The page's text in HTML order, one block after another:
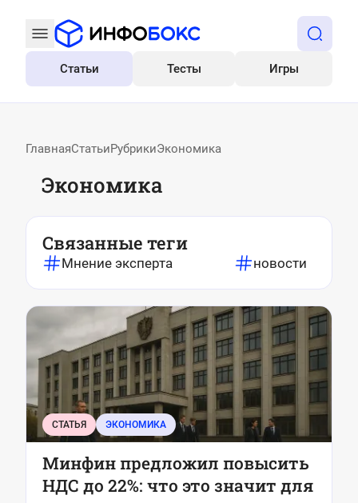
Все
Статьи Тесты Игры
ГлавнаяСтатьиРубрикиЭкономика
Экономика
Связанные теги
Мнение эксперта новости
СТАТЬЯ ЭКОНОМИКА
Минфин предложил повысить
НДС до 22%: что это значит для